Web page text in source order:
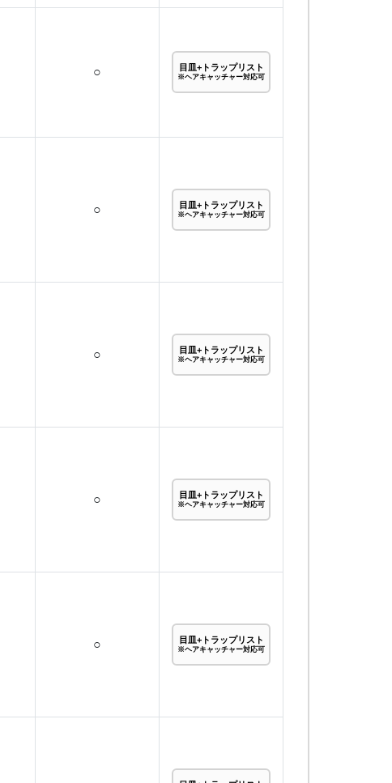
○ 目皿+トラップリスト
※ヘアキャッチャー対応可
○ 目皿+トラップリスト
※ヘアキャッチャー対応可
○ 目皿+トラップリスト
※ヘアキャッチャー対応可
○ 目皿+トラップリスト
※ヘアキャッチャー対応可
○ 目皿+トラップリスト
※ヘアキャッチャー対応可